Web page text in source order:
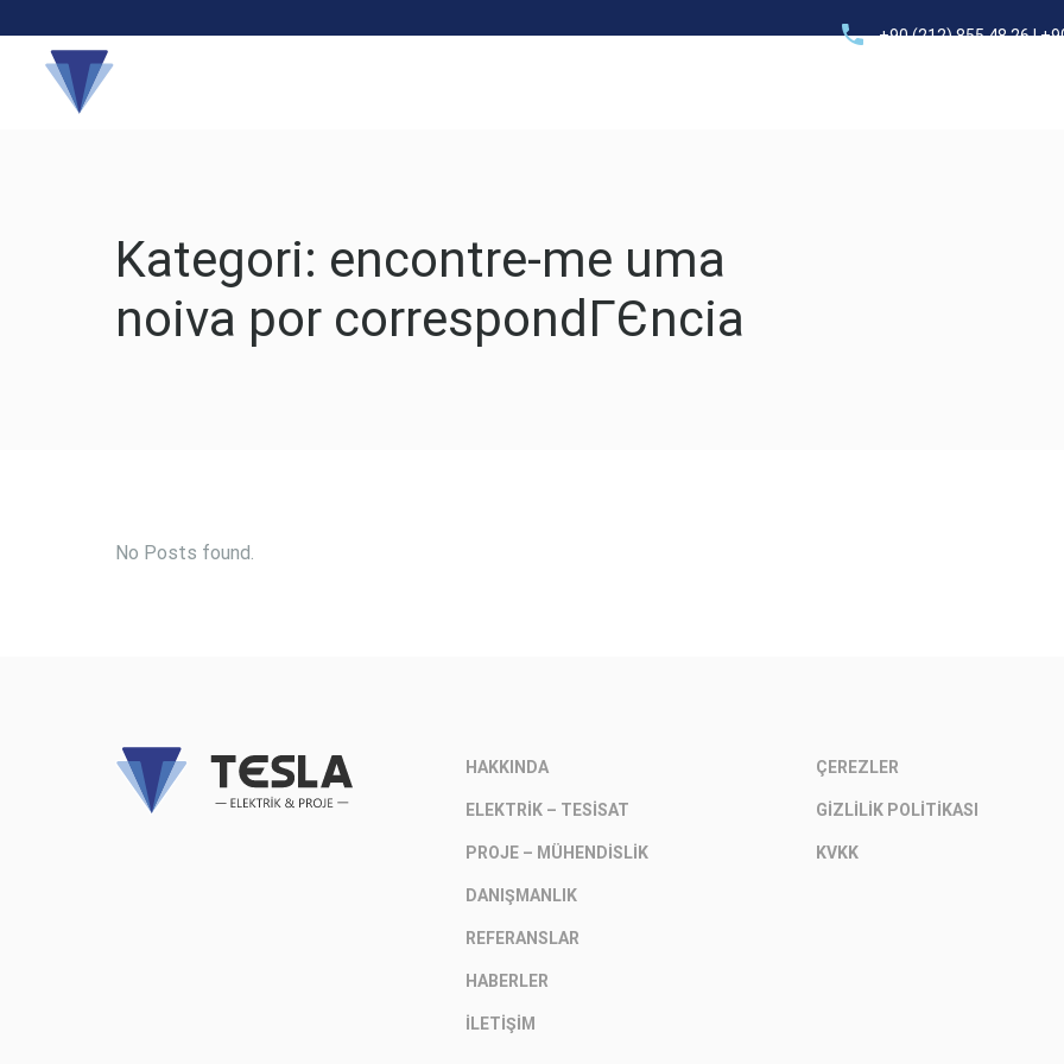
+90 (212) 855 48 26 |
Kategori: encontre-me uma
noiva por correspondГЄncia
No Posts found.
HAKKINDA
ELEKTRIK – TESISAT
PROJE – MÜHENDISLIK
DANIŞMANLIK
REFERANSLAR
HABERLER
İLETIŞIM
ÇEREZLER
GIZLILIK POLITIKASI
KVKK